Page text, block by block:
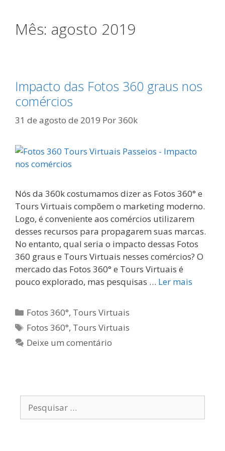
Mês: agosto 2019
Impacto das Fotos 360 graus nos
comércios
31 de agosto de 2019 Por360k
Nós da 360k costumamos dizer as Fotos 360° e
Tours Virtuais compõem o marketing moderno.
Logo, é conveniente aos comércios utilizarem
desses recursos para propagarem suas marcas.
No entanto, qual seria o impacto dessas Fotos
360 graus e Tours Virtuais nesses comércios? O
mercado das Fotos 360° e Tours Virtuais é
pouco explorado, mas pesquisas … Ler mais
Categorias
Fotos 360°, Tours Virtuais
Tags
Fotos 360°, Tours Virtuais
Deixe um comentário
por: